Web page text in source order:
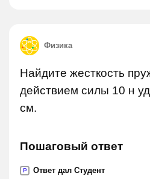
Физика
Найдите жесткость
действием силы 10 н
см.
Пошаговый ответ
P Ответ дал Студент